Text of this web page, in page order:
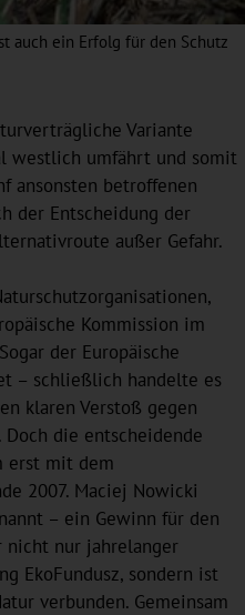
auch ein Erfolg für den Schutz
Variante
westlich umfährt und somit
ansonsten betroffenen
der Entscheidung der
außer Gefahr.
Kommission im
der Europäische
– schließlich handelte es
klaren Verstoß gegen
die entscheidende
erst mit dem
2007. Maciej Nowicki
– ein Gewinn für den
nicht nur jahrelanger
EkoFundusz, sondern ist
verbunden. Gemeinsam